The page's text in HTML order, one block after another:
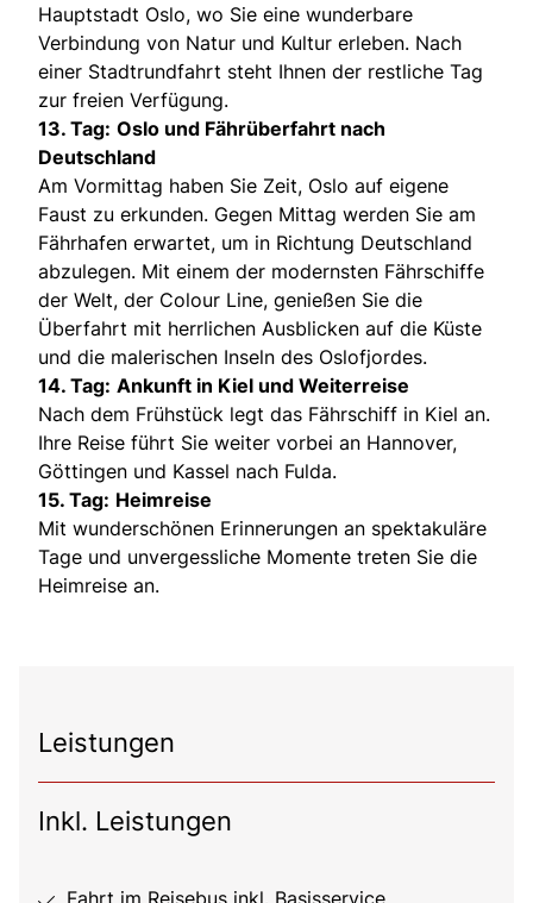
Hauptstadt Oslo, wo Sie eine wunderbare
Verbindung von Natur und Kultur erleben. Nach
einer Stadtrundfahrt steht Ihnen der restliche Tag
zur freien Verfügung.
13. Tag: Oslo und Fährüberfahrt nach
Deutschland
Am Vormittag haben Sie Zeit, Oslo auf eigene
Faust zu erkunden. Gegen Mittag werden Sie am
Fährhafen erwartet, um in Richtung Deutschland
abzulegen. Mit einem der modernsten Fährschiffe
der Welt, der Colour Line, genießen Sie die
Überfahrt mit herrlichen Ausblicken auf die Küste
und die malerischen Inseln des Oslofjordes.
14. Tag: Ankunft in Kiel und Weiterreise
Nach dem Frühstück legt das Fährschiff in Kiel an.
Ihre Reise führt Sie weiter vorbei an Hannover,
Göttingen und Kassel nach Fulda.
15. Tag: Heimreise
Mit wunderschönen Erinnerungen an spektakuläre
Tage und unvergessliche Momente treten Sie die
Heimreise an.
Leistungen
Inkl. Leistungen